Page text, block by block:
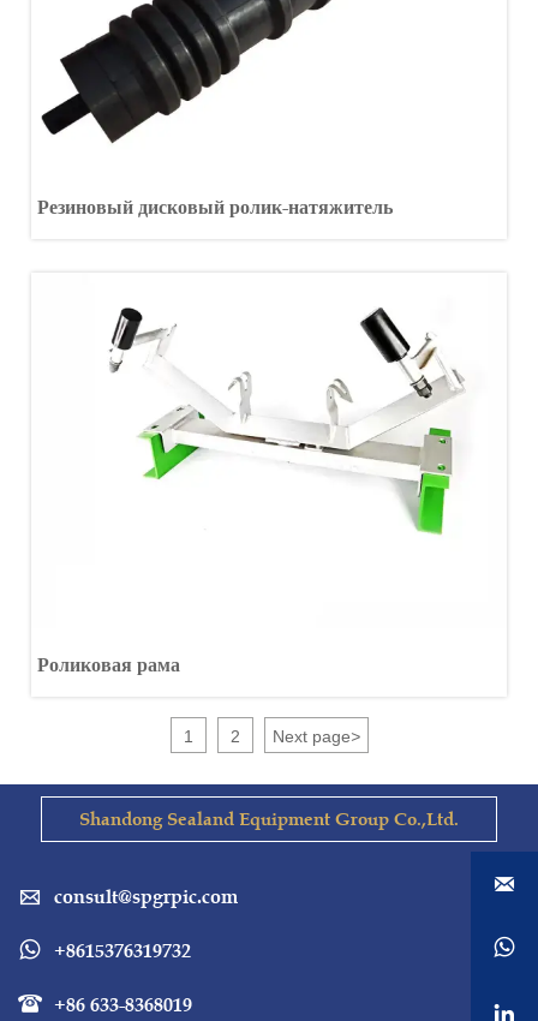
Резиновый дисковый ролик-натяжитель
Роликовая рама
1 2 Next page>
Shandong Sealand Equipment Group Co.,Ltd.
 consult@spgrpic.com
 +8615376319732
 +86 633-8368019


